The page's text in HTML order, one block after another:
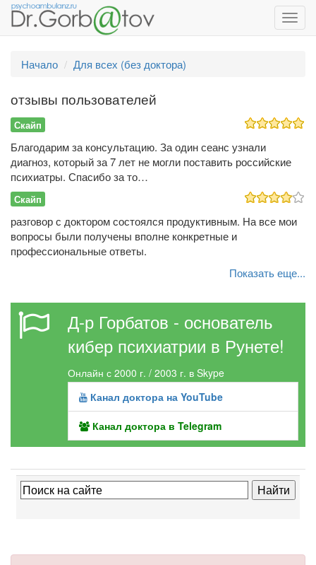
Начало
Для всех (без доктора)
отзывы пользователей
Скайп
Благодарим за консультацию. За один сеанс узнали
диагноз, который за 7 лет не могли поставить российские
психиатры. Спасибо за то…
Скайп
разговор с доктором состоялся продуктивным. На все мои
вопросы были получены вполне конкретные и
профессиональные ответы.
Показать еще...
Д-р Горбатов - основатель
кибер психиатрии в Рунете!
Онлайн с 2000 г. / 2003 г. в Skype
Канал доктора на YouTube
Канал доктора в Telegram